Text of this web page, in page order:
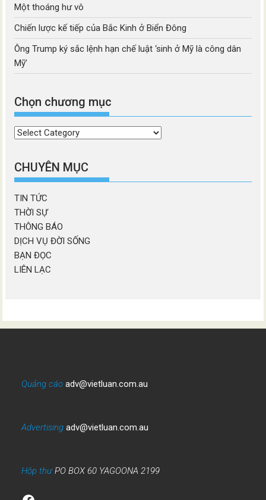
Một thoáng hư vô
Chiến lược kế tiếp của Bắc Kinh ở Biển Đông
Ông Trump ký sắc lệnh hạn chế luật ‘sinh ở Mỹ là công dân
Mỹ’
Chọn chương mục
Chọn
mục
CHUYÊN MỤC
TIN TỨC
THỜI SỰ
THÔNG BÁO
DỊCH VỤ ĐỜI SỐNG
BẠN ĐỌC
LIÊN LẠC
Quảng cáo adv@vietluan.com.au
Advertising adv@vietluan.com.au
Hộp thưPO BOX 60 YAGOONA 2199